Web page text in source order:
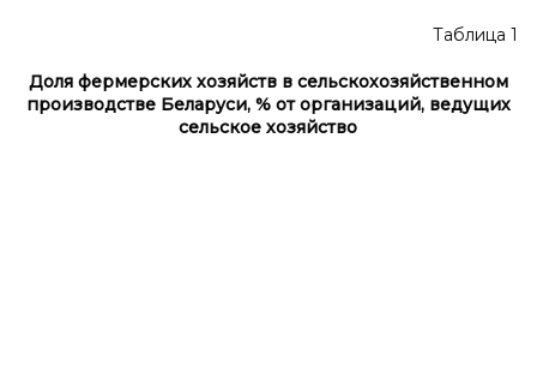
Таблица 1
Доля фермерских хозяйств в сельскохозяйственном
производстве Беларуси, % от организаций, ведущих
сельское хозяйство